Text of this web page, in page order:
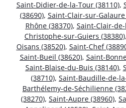
Saint-Didier-de-la-Tour (38110),
(38690), Saint-Clair-sur-Galaure
Rhône (38370), Saint-Clair-
Christophe-sur-Guiers (38380),
Oisans (38520), Saint-Chef
Saint-Bueil (38620), Saint-
Saint-Blaise-du-Buis (38140),
(38710), Saint-Baudille-de-
Barthélemy-de-Séchilienne
(38270), Saint-Aupre (38960),